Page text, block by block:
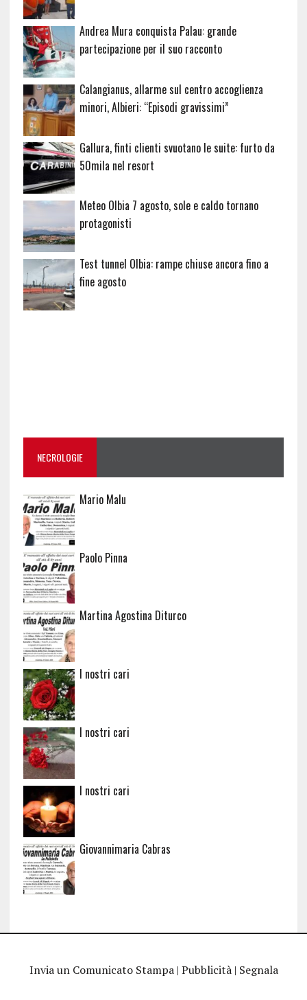
Andrea Mura conquista Palau: grande
partecipazione per il suo racconto
Calangianus, allarme sul centro accoglienza
minori, Albieri: “Episodi gravissimi”
Gallura, finti clienti svuotano le suite: furto da
50mila nel resort
Meteo Olbia 7 agosto, sole e caldo tornano
protagonisti
Test tunnel Olbia: rampe chiuse ancora fino a
fine agosto
NECROLOGIE
Mario Malu
Paolo Pinna
Martina Agostina Diturco
I nostri cari
I nostri cari
I nostri cari
Giovannimaria Cabras
Invia un Comunicato Stampa| Pubblicità| Segnala